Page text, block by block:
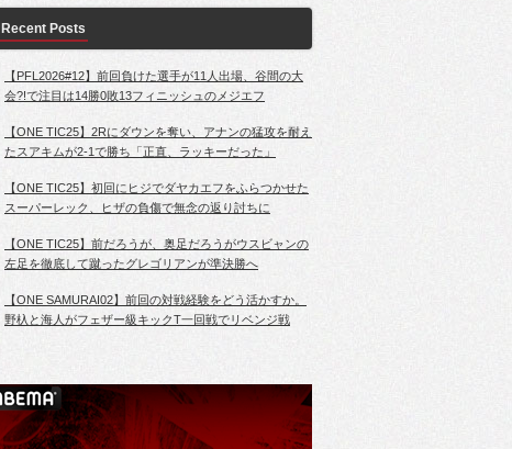
Recent Posts
【PFL2026#12】前回負けた選手が11人出場、谷間の大
会?!で注目は14勝0敗13フィニッシュのメジエフ
【ONE TIC25】2Rにダウンを奪い、アナンの猛攻を耐え
たスアキムが2-1で勝ち「正直、ラッキーだった」
【ONE TIC25】初回にヒジでダヤカエフをふらつかせた
スーパーレック、ヒザの負傷で無念の返り討ちに
【ONE TIC25】前だろうが、奥足だろうがウスビャンの
左足を徹底して蹴ったグレゴリアンが準決勝へ
【ONE SAMURAI02】前回の対戦経験をどう活かすか。
野杁と海人がフェザー級キックT一回戦でリベンジ戦